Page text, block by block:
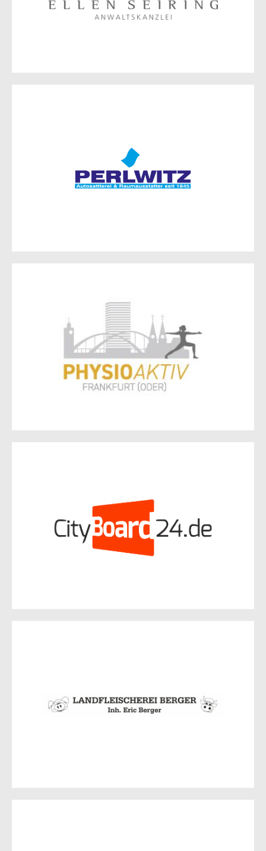
Zur Website
Inh. Guido Perlwitz
Ernst-Thälmann-Str. 18
15306 Fichtenhöhe OT Niederjesar
PhysioAktiv Frankfurt (Oder)
Ulrike Gittner
Karl-Liebknecht-Str. 61
15230 Frankfurt (Oder)
CityBoard24
Josef-Gesing-Straße 10
15234 Frankfurt (Oder)
Bergweg 6
15848 Rietz-Neuendorf